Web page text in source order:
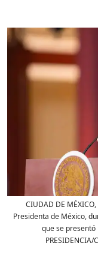
CIUDAD DE
Presidenta de México,
que se presentó
PRESIDENCIA/